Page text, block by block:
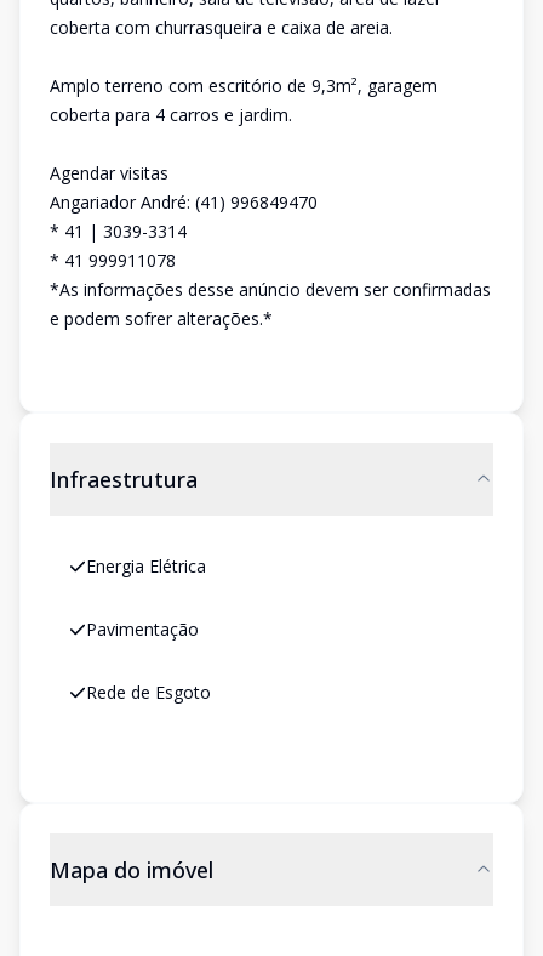
coberta com churrasqueira e caixa de areia.
Amplo terreno com escritório de 9,3m², garagem
coberta para 4 carros e jardim.
Agendar visitas
Angariador André: (41) 996849470
* 41 | 3039-3314
* 41 999911078
*As informações desse anúncio devem ser confirmadas
e podem sofrer alterações.*
Infraestrutura
Energia Elétrica
Pavimentação
Rede de Esgoto
Mapa do imóvel